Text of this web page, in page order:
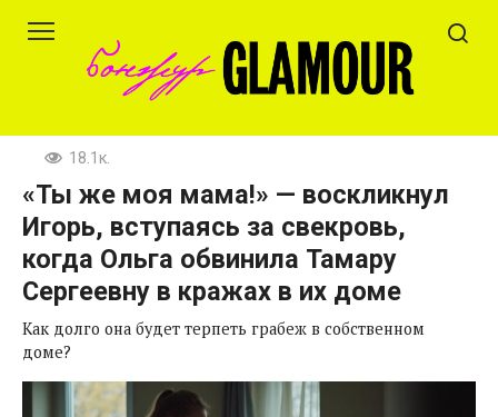
18.1к.
«Ты же моя мама!» — воскликнул
Игорь, вступаясь за свекровь,
когда Ольга обвинила Тамару
Сергеевну в кражах в их доме
Как долго она будет терпеть грабеж в собственном
доме?